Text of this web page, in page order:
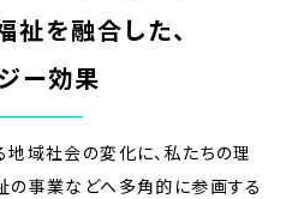
祉を融合した、
ー効果
域社会の変化に、私たちの理
の事業などへ多角的に参画する